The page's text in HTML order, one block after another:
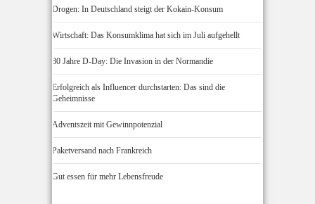
Drogen: In Deutschland steigt der Kokain-Konsum
Wirtschaft: Das Konsumklima hat sich im Juli aufgehellt
80 Jahre D-Day: Die Invasion in der Normandie
Erfolgreich als Influencer durchstarten: Das sind die
Geheimnisse
Adventszeit mit Gewinnpotenzial
Paketversand nach Frankreich
Gut essen für mehr Lebensfreude